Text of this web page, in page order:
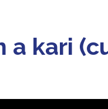
a kari